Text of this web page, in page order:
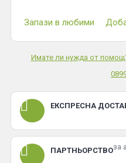
Запази в любими
Имате ли нужда от
ЕКСПРЕСНА
ПАРТНЬОРСТВОза